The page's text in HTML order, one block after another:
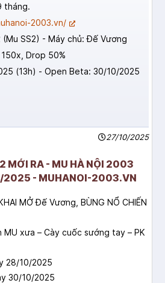
tháng.
2003.vn/
(Mu SS2) - Máy chủ: Đế Vương
Drop 50%
(13h) - Open Beta: 30/10/2025
27/10/2025
MỚI RA - MU HÀ NỘI 2003
2025 - MUHANOI-2003.VN
MỞ Đế Vương, BÙNG NỔ CHIẾN
MU xưa – Cày cuốc sướng tay – PK
28/10/2025
30/10/2025